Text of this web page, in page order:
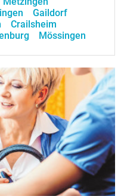
Gaildorf
Crailsheim
Mössingen